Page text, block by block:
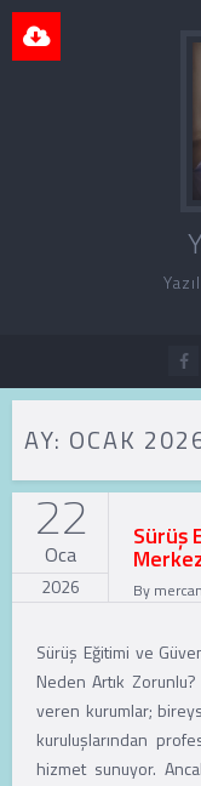
AY: OCAK
22
Oca
2026
Sürüş
By
Sürüş Eğitimi ve
Neden Artık
veren kurumlar;
kuruluşlarından
hizmet sunuyor.